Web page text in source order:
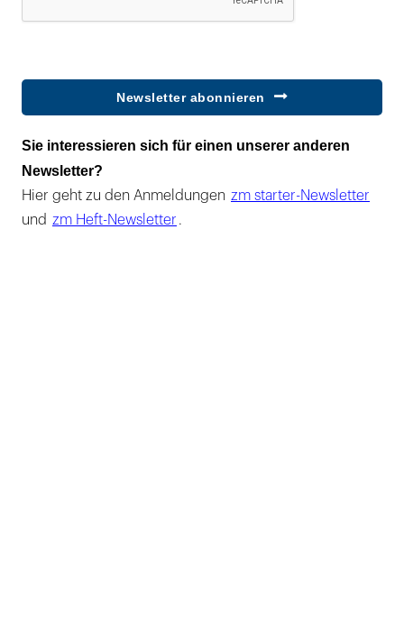
Newsletter abonnieren
Sie interessieren sich für einen unserer anderen
Newsletter?
Hier geht zu den Anmeldungen zm starter-Newsletter
und zm Heft-Newsletter .